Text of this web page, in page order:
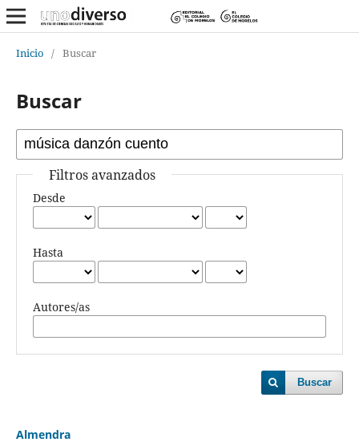
Inicio / Buscar
Buscar
Filtros avanzados
Desde
Hasta
Autores/as
Buscar
Almendra